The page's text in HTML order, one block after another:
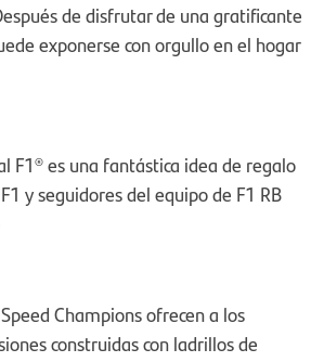
de disfrutar de una gratificante
exponerse con orgullo en el hogar
F1® es una fantástica idea de regalo
y seguidores del equipo de F1 RB
Champions ofrecen a los
construidas con ladrillos de